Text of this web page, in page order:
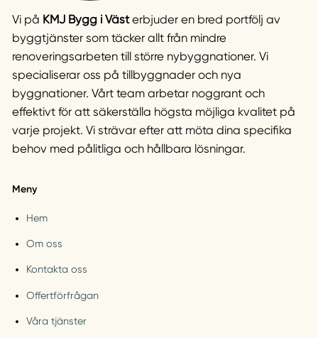
Vi på KMJ Bygg i Västerbjuder en bred portfölj av
byggtjänster som täcker allt från mindre
renoveringsarbeten till större nybyggnationer. Vi
specialiserar oss på tillbyggnader och nya
byggnationer. Vårt team arbetar noggrant och
effektivt för att säkerställa högsta möjliga kvalitet på
varje projekt. Vi strävar efter att möta dina specifika
behov med pålitliga och hållbara lösningar.
Meny
Hem
Om oss
Kontakta oss
Offertförfrågan
Våra tjänster